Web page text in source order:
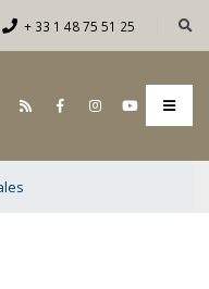
+ 33 1 48 75 51 25